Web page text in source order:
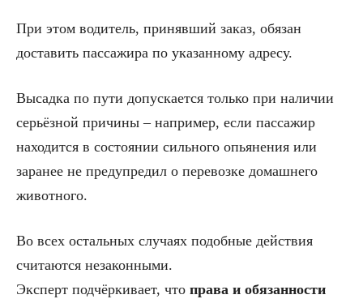
При этом водитель, принявший заказ, обязан
доставить пассажира по указанному адресу.
Высадка по пути допускается только при наличии
серьёзной причины – например, если пассажир
находится в состоянии сильного опьянения или
заранее не предупредил о перевозке домашнего
животного.
Во всех остальных случаях подобные действия
считаются незаконными.
Эксперт подчёркивает, что права и обязанности